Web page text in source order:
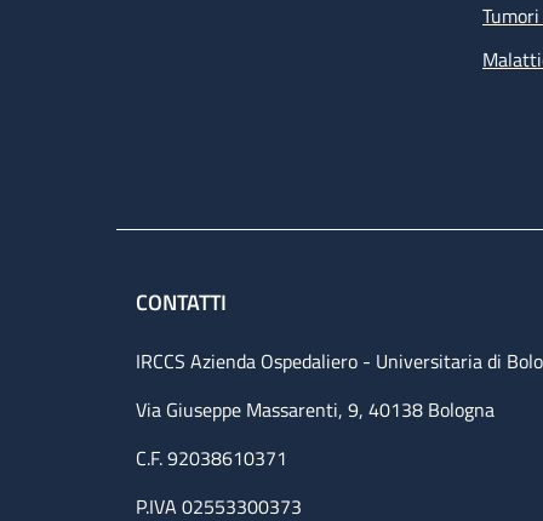
CONTATTI
IRCCS Azienda Ospedaliero - Universitaria di
Via Giuseppe Massarenti, 9, 40138 Bologna
C.F. 92038610371
P.IVA 02553300373